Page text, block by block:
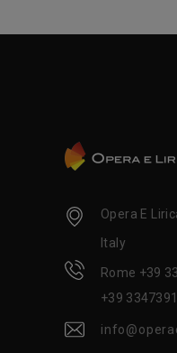
Opera E
Italy
Rome +39
+39